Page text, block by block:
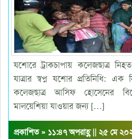
যশোরে ট্রাকচাপায় কলেজছাত্র
যাত্রার স্বপ্ন যশোর প্রতিনিধি:
কলেজছাত্র আসিফ হোসেনের
মালয়েশিয়া যাওয়ার জন্য […]
প্রকাশিত » ১১:৪৭ অপরাহ্ণ || ২৫ মে